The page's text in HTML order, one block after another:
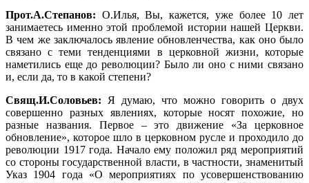
Прот.А.Степанов: О.Илья, Вы, кажется, уже более 10 лет
занимаетесь именно этой проблемой истории нашей Церкви.
В чем же заключалось явление обновленчества, как оно было
связано с теми тенденциями в церковной жизни, которые
наметились еще до революции? Было ли оно с ними связано
и, если да, то в какой степени?
Свящ.И.Соловьев: Я думаю, что можно говорить о двух
совершенно разных явлениях, которые носят похожие, но
разные названия. Первое – это движение «За церковное
обновление», которое шло в церковном русле и проходило до
революции 1917 года. Начало ему положил ряд мероприятий
со стороны государственной власти, в частности, знаменитый
Указ 1904 года «О мероприятиях по усовершенствованию